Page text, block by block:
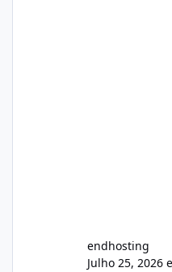
endhosting
Julho 25, 2026